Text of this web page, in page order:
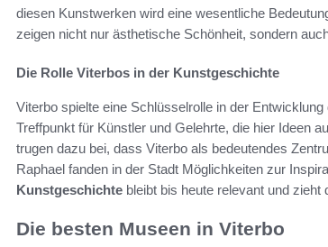
diesen Kunstwerken wird eine wesentliche
zeigen nicht nur ästhetische Schönheit, sondern
Die Rolle Viterbos in der Kunstgeschichte
Viterbo spielte eine Schlüsselrolle in der
Treffpunkt für Künstler und Gelehrte, die hier Ideen
trugen dazu bei, dass Viterbo als bedeutendes
Raphael fanden in der Stadt Möglichkeiten zur
Kunstgeschichte bleibt bis heute relevant und
Die besten Museen in Viterbo